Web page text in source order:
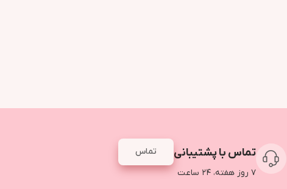
تماس با پشتیبانی
۷ روز هفته، ۲۴ ساعت
تماس